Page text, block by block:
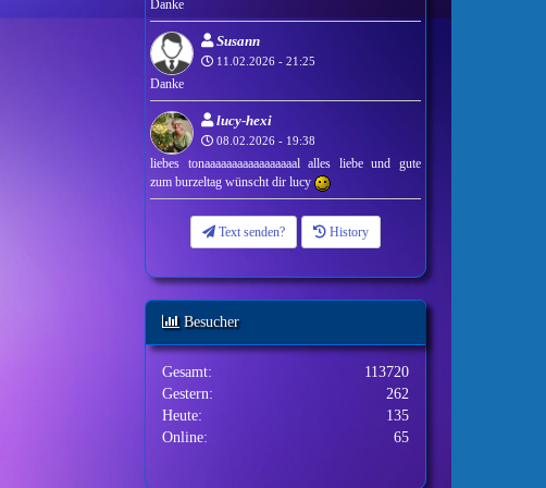
Danke
Susann
11.02.2026 - 21:25
Danke
lucy-hexi
08.02.2026 - 19:38
liebes tonaaaaaaaaaaaaaaaaal alles liebe und gute
zum burzeltag wünscht dir lucy
Text senden? History
Besucher
Gesamt:
113720
Gestern:
262
Heute:
135
Online:
65